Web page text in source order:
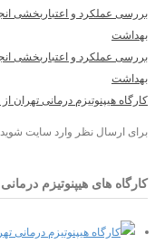
بررسی عملکرد و اعتباربخشی
بهداشت
بررسی عملکرد و اعتباربخشی
بهداشت
کارگاه هیپنوتیزم درمانی تهران از 11 تیر ماه 1405
برای ارسال نظر وارد سایت شوید
کارگاه های هیپنوتیزم درمانی